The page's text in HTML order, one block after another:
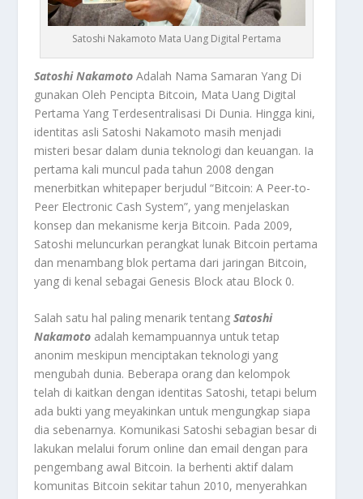
Satoshi Nakamoto Mata Uang Digital Pertama
Satoshi NakamotoAdalah Nama Samaran Yang Di
gunakan Oleh Pencipta Bitcoin, Mata Uang Digital
Pertama Yang Terdesentralisasi Di Dunia. Hingga kini,
identitas asli Satoshi Nakamoto masih menjadi
misteri besar dalam dunia teknologi dan keuangan. Ia
pertama kali muncul pada tahun 2008 dengan
menerbitkan whitepaper berjudul “Bitcoin: A Peer-to-
Peer Electronic Cash System”, yang menjelaskan
konsep dan mekanisme kerja Bitcoin. Pada 2009,
Satoshi meluncurkan perangkat lunak Bitcoin pertama
dan menambang blok pertama dari jaringan Bitcoin,
yang di kenal sebagai Genesis Block atau Block 0.
Salah satu hal paling menarik tentangSatoshi
Nakamoto adalah kemampuannya untuk tetap
anonim meskipun menciptakan teknologi yang
mengubah dunia. Beberapa orang dan kelompok
telah di kaitkan dengan identitas Satoshi, tetapi belum
ada bukti yang meyakinkan untuk mengungkap siapa
dia sebenarnya. Komunikasi Satoshi sebagian besar di
lakukan melalui forum online dan email dengan para
pengembang awal Bitcoin. Ia berhenti aktif dalam
komunitas Bitcoin sekitar tahun 2010, menyerahkan